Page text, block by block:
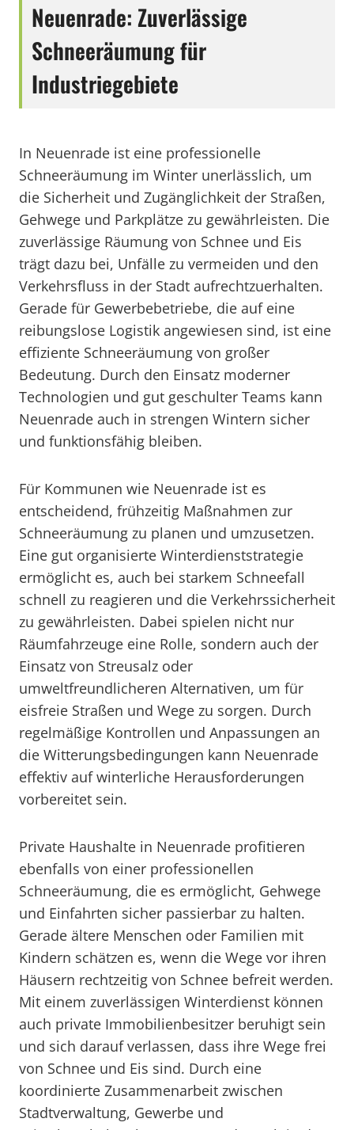
Neuenrade: Zuverlässige
Schneeräumung für
Industriegebiete
In Neuenrade ist eine professionelle
Schneeräumung im Winter unerlässlich, um
die Sicherheit und Zugänglichkeit der Straßen,
Gehwege und Parkplätze zu gewährleisten. Die
zuverlässige Räumung von Schnee und Eis
trägt dazu bei, Unfälle zu vermeiden und den
Verkehrsfluss in der Stadt aufrechtzuerhalten.
Gerade für Gewerbebetriebe, die auf eine
reibungslose Logistik angewiesen sind, ist eine
effiziente Schneeräumung von großer
Bedeutung. Durch den Einsatz moderner
Technologien und gut geschulter Teams kann
Neuenrade auch in strengen Wintern sicher
und funktionsfähig bleiben.
Für Kommunen wie Neuenrade ist es
entscheidend, frühzeitig Maßnahmen zur
Schneeräumung zu planen und umzusetzen.
Eine gut organisierte Winterdienststrategie
ermöglicht es, auch bei starkem Schneefall
schnell zu reagieren und die Verkehrssicherheit
zu gewährleisten. Dabei spielen nicht nur
Räumfahrzeuge eine Rolle, sondern auch der
Einsatz von Streusalz oder
umweltfreundlicheren Alternativen, um für
eisfreie Straßen und Wege zu sorgen. Durch
regelmäßige Kontrollen und Anpassungen an
die Witterungsbedingungen kann Neuenrade
effektiv auf winterliche Herausforderungen
vorbereitet sein.
Private Haushalte in Neuenrade profitieren
ebenfalls von einer professionellen
Schneeräumung, die es ermöglicht, Gehwege
und Einfahrten sicher passierbar zu halten.
Gerade ältere Menschen oder Familien mit
Kindern schätzen es, wenn die Wege vor ihren
Häusern rechtzeitig von Schnee befreit werden.
Mit einem zuverlässigen Winterdienst können
auch private Immobilienbesitzer beruhigt sein
und sich darauf verlassen, dass ihre Wege frei
von Schnee und Eis sind. Durch eine
koordinierte Zusammenarbeit zwischen
Stadtverwaltung, Gewerbe und